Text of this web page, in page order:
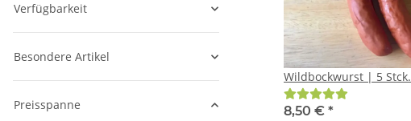
Wildbockwurst | 5 Stck.
8,50 € *
Verfügbarkeit
Besondere Artikel
Preisspanne